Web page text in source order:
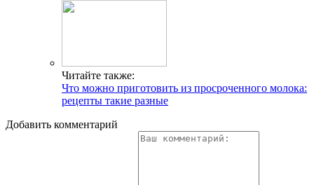
Читайте также:
Что можно приготовить из просроченного молока:
рецепты такие разные
Добавить комментарий